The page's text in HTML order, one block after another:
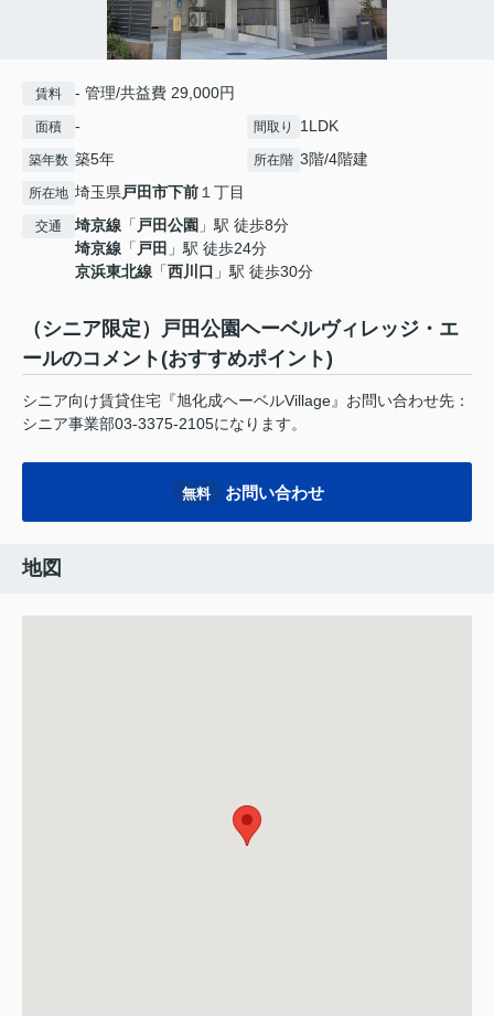
賃料 - 管理/共益費 29,000円
面積 - 間取り 1LDK
築年数 築5年 所在階 3階/4階建
所在地 埼玉県 戸田市下前 １丁目
交通 埼京線 「 戸田公園 」駅 徒歩8分
埼京線 「 戸田 」駅 徒歩24分
京浜東北線 「西川口 」駅 徒歩30分
（シニア限定）戸田公園ヘーベルヴィレッジ・エ
ールのコメント(おすすめポイント)
シニア向け賃貸住宅『旭化成ヘーベルVillage』お問い合わせ先：
シニア事業部03-3375-2105になります。
無料 お問い合わせ
地図